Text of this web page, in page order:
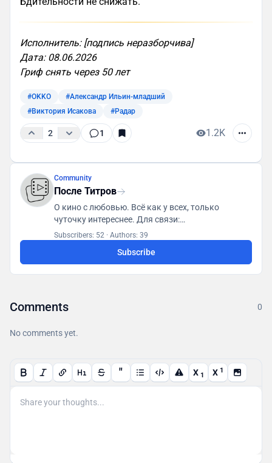
Исполнитель: [подпись неразборчива]
Дата: 08.06.2026
Гриф снять через 50 лет
#OKKO
#Александр Ильин-младший
#Виктория Исакова
#Радар
2 1 1.2K
Community
После Титров
О кино с любовью. Всё как у всех, только
чуточку интереснее. Для связи:
posletitrov@yandex.ru
Subscribers: 52 · Authors: 39
Subscribe
Comments 0
No comments yet.
" X 1 X 1